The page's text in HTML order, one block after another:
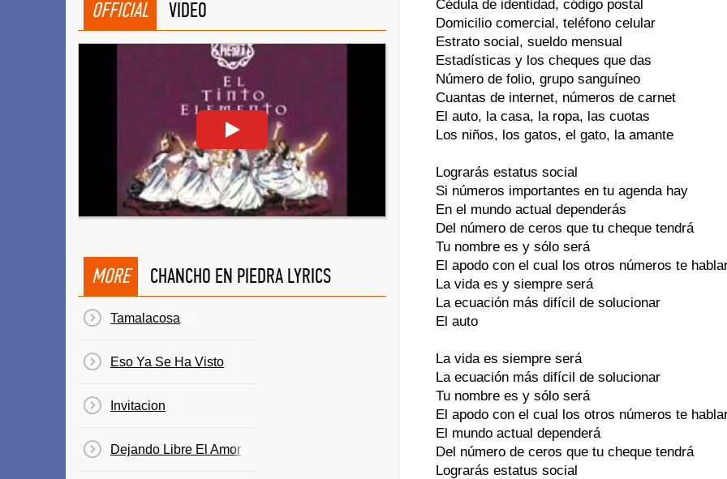
Cédula de identidad, código postal
Domicilio comercial, teléfono celular
Estrato social, sueldo mensual
Estadísticas y los cheques que das
Número de folio, grupo sanguíneo
Cuantas de internet, números de carnet
El auto, la casa, la ropa, las cuotas
Los niños, los gatos, el gato, la amante
Lograrás estatus social
Si números importantes en tu agenda hay
En el mundo actual dependerás
Del número de ceros que tu cheque tendrá
Tu nombre es y sólo será
El apodo con el cual los otros números te
La vida es y siempre será
La ecuación más difícil de solucionar
El auto
La vida es siempre será
La ecuación más difícil de solucionar
Tu nombre es y sólo será
El apodo con el cual los otros números te
El mundo actual dependerá
Del número de ceros que tu cheque tendrá
Lograrás estatus social
OFFICIAL VIDEO
MORE CHANCHO EN PIEDRA LYRICS
Tamalacosa
Eso Ya Se Ha Visto
Invitacion
Dejando Libre El Amor